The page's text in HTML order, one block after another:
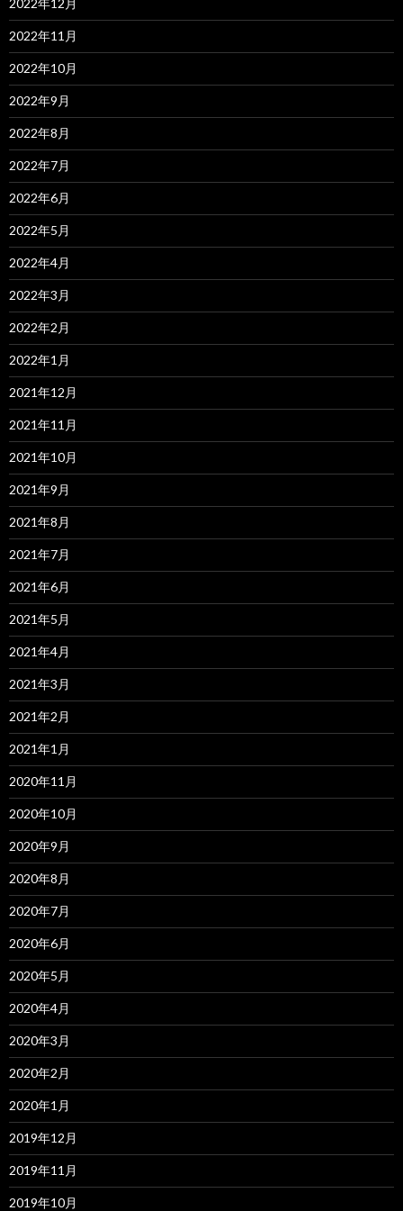
2022年12月
2022年11月
2022年10月
2022年9月
2022年8月
2022年7月
2022年6月
2022年5月
2022年4月
2022年3月
2022年2月
2022年1月
2021年12月
2021年11月
2021年10月
2021年9月
2021年8月
2021年7月
2021年6月
2021年5月
2021年4月
2021年3月
2021年2月
2021年1月
2020年11月
2020年10月
2020年9月
2020年8月
2020年7月
2020年6月
2020年5月
2020年4月
2020年3月
2020年2月
2020年1月
2019年12月
2019年11月
2019年10月